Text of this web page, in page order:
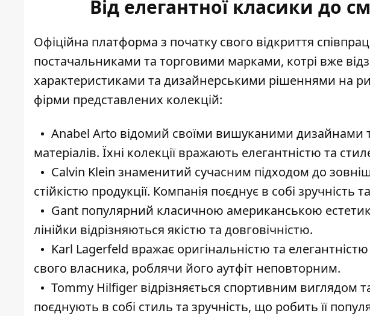
Від елегантної класики до
Офіційна платформа з початку свого відкриття
постачальниками та торговими марками, котрі вже
характеристиками та дизайнерськими рішеннями на
фірми представлених колекцій:
Anabel Arto відомий своїми вишуканими дизайнами
матеріалів. Їхні колекції вражають елегантністю та
Calvin Klein знаменитий сучасним підходом до
стійкістю продукції. Компанія поєднує в собі
Gant популярний класичною американською
лінійки відрізняються якістю та довговічністю.
Karl Lagerfeld вражає оригінальністю та
свого власника, роблячи його аутфіт неповторним.
Tommy Hilfiger відрізняється спортивним виглядом
поєднують в собі стиль та зручність, що робить її